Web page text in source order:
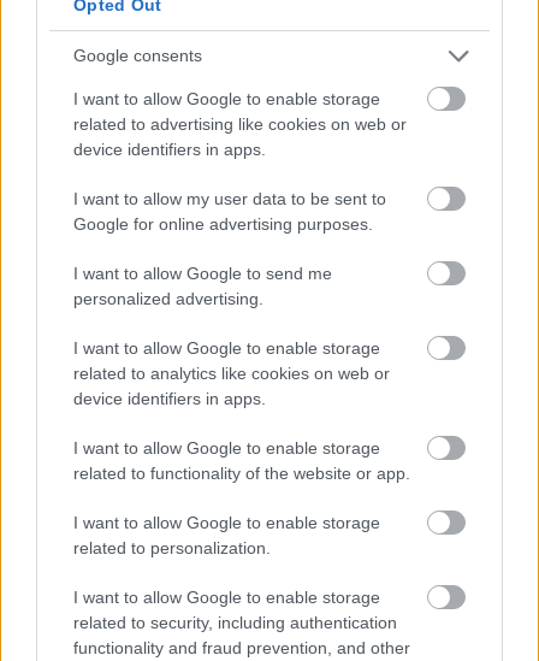
Opted Out
Google consents
I want to allow Google to enable storage
related to advertising like cookies on web or
device identifiers in apps.
I want to allow my user data to be sent to
Google for online advertising purposes.
I want to allow Google to send me
personalized advertising.
I want to allow Google to enable storage
related to analytics like cookies on web or
device identifiers in apps.
I want to allow Google to enable storage
related to functionality of the website or app.
I want to allow Google to enable storage
related to personalization.
I want to allow Google to enable storage
related to security, including authentication
functionality and fraud prevention, and other
67 évesen utaztam először Máltára, és úgy